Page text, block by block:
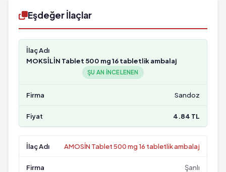
Eşdeğer İlaçlar
MOKSİLİN Tablet 500 mg 16 tabletlik ambalaj
ŞU AN INCELENEN
Sandoz
4.84 TL
AMOSİN Tablet 500 mg 16 tabletlik ambalaj
Şanlı